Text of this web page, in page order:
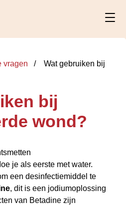
vragen
Wat gebruiken bij
bij
wond?
je als eerste met water.
een desinfectiemiddel te
, dit is een jodiumoplossing
van Betadine zijn